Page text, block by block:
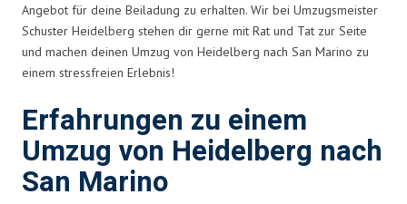
Angebot für deine Beiladung zu erhalten. Wir bei Umzugsmeister
Schuster Heidelberg stehen dir gerne mit Rat und Tat zur Seite
und machen deinen Umzug von Heidelberg nach San Marino zu
einem stressfreien Erlebnis!
Erfahrungen zu einem
Umzug von Heidelberg nach
San Marino